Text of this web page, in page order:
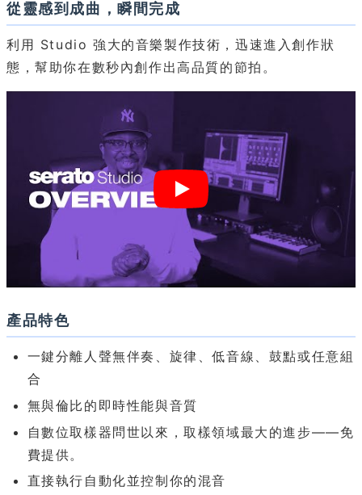
從靈感到成曲，瞬間完成
利用 Studio 強大的音樂製作技術，迅速進入創作狀
態，幫助你在數秒內創作出高品質的節拍。
產品特色
一鍵分離人聲無伴奏、旋律、低音線、鼓點或任意組
合
無與倫比的即時性能與音質
自數位取樣器問世以來，取樣領域最大的進步——免
費提供。
直接執行自動化並控制你的混音